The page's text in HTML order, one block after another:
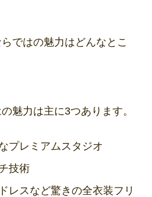
ではの魅力はどんなとこ
魅力は主に3つあります。
プレミアムスタジオ
技術
レスなど驚きの全衣装フリ